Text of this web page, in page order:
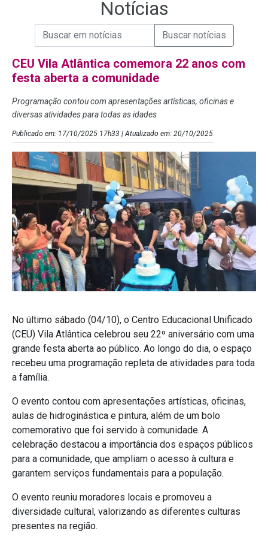
Notícias
Campo de Busca de Notícias
Campo de Busca de informaçõesEnviar a Busca de Notícias
CEU Vila Atlântica comemora 22 anos com
festa aberta a comunidade
Programação contou com apresentações artísticas, oficinas e
diversas atividades para todas as idades
Publicado em: 17/10/2025 17h33 | Atualizado em: 20/10/2025
No último sábado (04/10), o Centro Educacional Unificado
(CEU) Vila Atlântica celebrou seu 22º aniversário com uma
grande festa aberta ao público. Ao longo do dia, o espaço
recebeu uma programação repleta de atividades para toda
a família.
O evento contou com apresentações artísticas, oficinas,
aulas de hidroginástica e pintura, além de um bolo
comemorativo que foi servido à comunidade. A
celebração destacou a importância dos espaços públicos
para a comunidade, que ampliam o acesso à cultura e
garantem serviços fundamentais para a população.
O evento reuniu moradores locais e promoveu a
diversidade cultural, valorizando as diferentes culturas
presentes na região.